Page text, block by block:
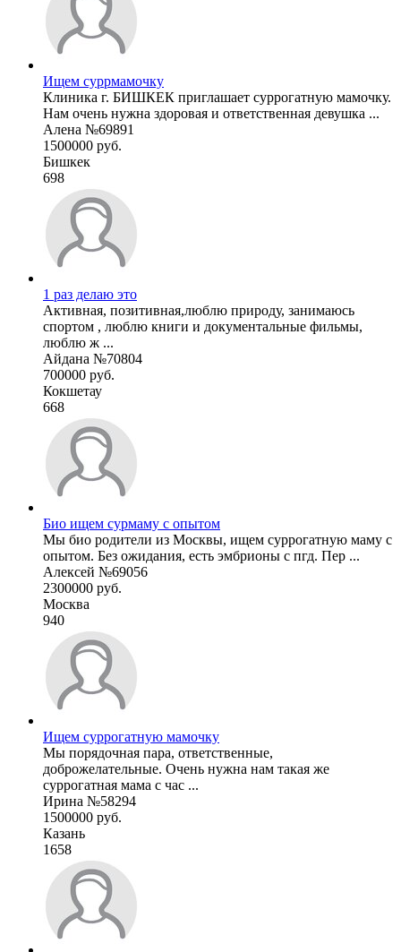
Ищем суррмамочку
Клиника г. БИШКЕК приглашает суррогатную мамочку.
Нам очень нужна здоровая и ответственная девушка ...
Алена №69891
1500000 руб.
Бишкек
698
1 раз делаю это
Активная, позитивная,люблю природу, занимаюсь
спортом , люблю книги и документальные фильмы,
люблю ж ...
Айдана №70804
700000 руб.
Кокшетау
668
Био ищем сурмаму с опытом
Мы био родители из Москвы, ищем суррогатную маму с
опытом. Без ожидания, есть эмбрионы с пгд. Пер ...
Алексей №69056
2300000 руб.
Москва
940
Ищем суррогатную мамочку
Мы порядочная пара, ответственные,
доброжелательные. Очень нужна нам такая же
суррогатная мама с час ...
Ирина №58294
1500000 руб.
Казань
1658